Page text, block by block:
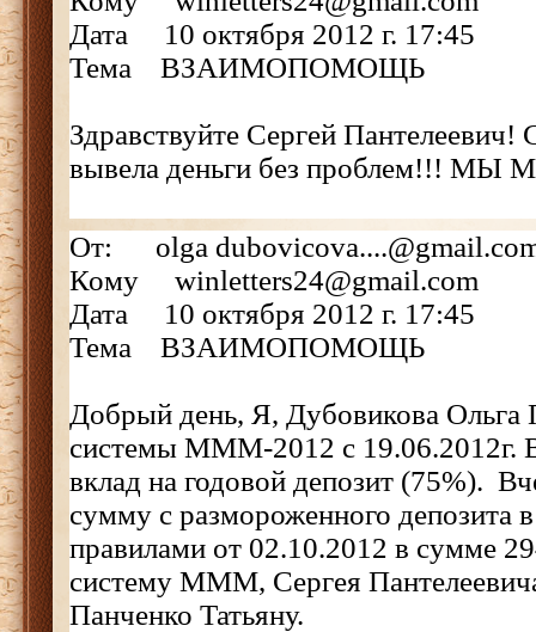
Дата 10 октября 2012 г. 17:45
Тема ВЗАИМОПОМОЩЬ
Здравствуйте Сергей Пантелеевич!
вывела деньги без проблем!!!
От: olga
Кому winletters24@gmail.com
Дата 10 октября 2012 г. 17:45
Тема ВЗАИМОПОМОЩЬ
Добрый день, Я, Дубовикова Ольга
системы МММ-2012 с 19.06.2012г. В
вклад на годовой депозит (75%).
сумму с размороженного депозита в
правилами от 02.10.2012 в сумме
систему МММ, Сергея
Панченко Татьяну.